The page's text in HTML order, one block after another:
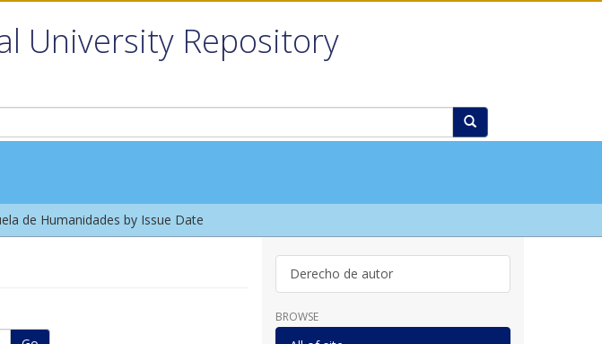
University Repository
de Humanidades by Issue Date
Derecho de autor
BROWSE